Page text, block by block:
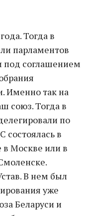
Тогда в
парламентов
под соглашением
Именно так на
союз. Тогда в
по
состоялась в
в Москве или в
В нем был
уже
Беларуси и